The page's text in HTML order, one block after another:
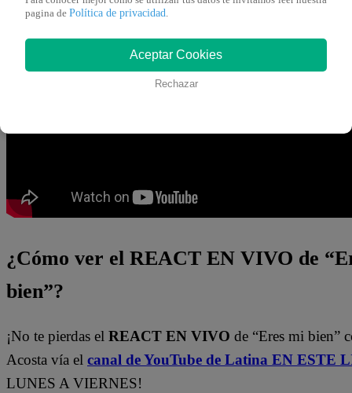
nuestro canal de Youtube deLatina Televisión
por medio delLatina.pe en ESTE enlace.
¿Cómo ver el REACT EN VIVO de
bien”?
¡No te pierdas el REACT EN VIVO de “Eres mi bien”
Acosta vía el canal de YouTube de Latina EN ESTE
LUNES A VIERNES!
pagina de Política de privacidad
Aceptar Cookies
Rechazar